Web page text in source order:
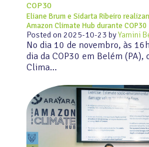
COP30
Eliane Brum e Sidarta Ribeiro
Amazon Climate Hub durante COP30
Posted on 2025-10-23 byYamini
No dia 10 de novembro, às
dia da COP30 em Belém (PA),
Clima…